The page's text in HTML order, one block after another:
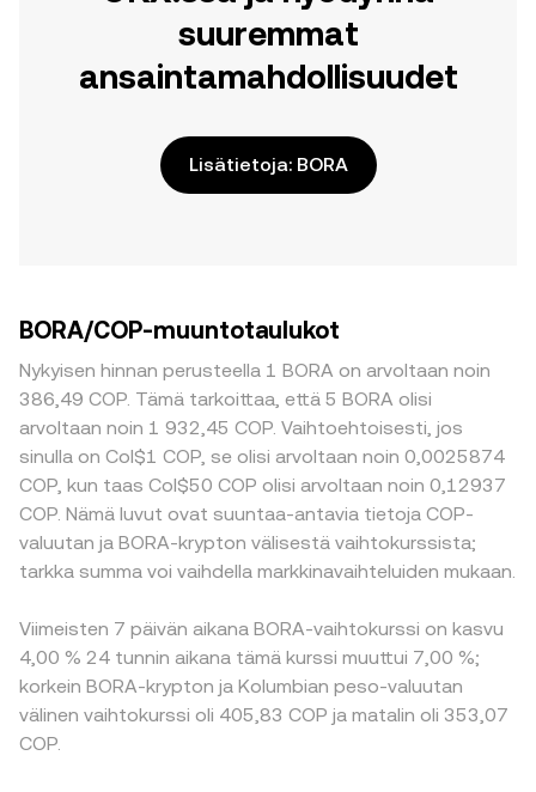
suuremmat
ansaintamahdollisuudet
Lisätietoja: BORA
BORA/COP-muuntotaulukot
Nykyisen hinnan perusteella 1 BORA on arvoltaan noin
386,49 COP. Tämä tarkoittaa, että 5 BORA olisi
arvoltaan noin 1 932,45 COP. Vaihtoehtoisesti, jos
sinulla on Col$1 COP, se olisi arvoltaan noin 0,0025874
COP, kun taas Col$50 COP olisi arvoltaan noin 0,12937
COP. Nämä luvut ovat suuntaa-antavia tietoja COP-
valuutan ja BORA-krypton välisestä vaihtokurssista;
tarkka summa voi vaihdella markkinavaihteluiden mukaan.
Viimeisten 7 päivän aikana BORA-vaihtokurssi on kasvu
4,00 % 24 tunnin aikana tämä kurssi muuttui 7,00 %;
korkein BORA-krypton ja Kolumbian peso-valuutan
välinen vaihtokurssi oli 405,83 COP ja matalin oli 353,07
COP.